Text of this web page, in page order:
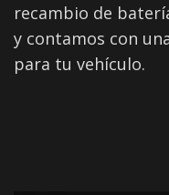
recambio de
y contamos con
para tu vehículo.